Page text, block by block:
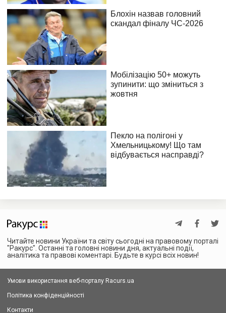
Читайте новини України та світу сьогодні на правовому порталі
"Ракурс". Останні та головні новини дня, актуальні події,
аналітика та правові коментарі. Будьте в курсі всіх новин!
Умови використання веб-порталу Racurs.ua
Політика конфіденційності
Контакти